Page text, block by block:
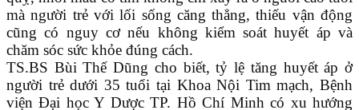
mà người trẻ với lối sống căng thẳng, thiếu vận động
cũng có nguy cơ nếu không kiểm soát huyết áp và
chăm sóc sức khỏe đúng cách.
TS.BS Bùi Thế Dũng cho biết, tỷ lệ tăng huyết áp ở
người trẻ dưới 35 tuổi tại Khoa Nội Tim mạch, Bệnh
viện Đại học Y Dược TP. Hồ Chí Minh có xu hướng